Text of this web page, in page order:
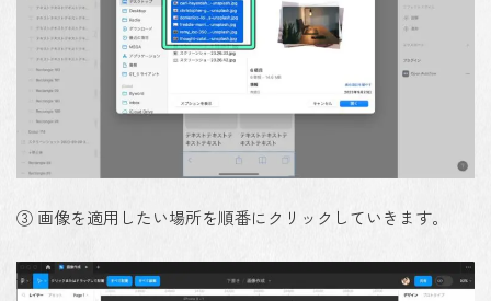
③ 画像を適用したい場所を順番にクリックしていきます。